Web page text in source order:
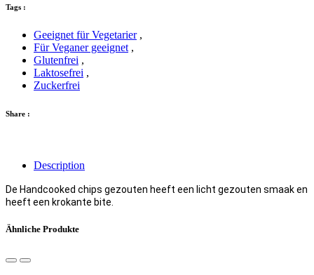
Tags :
Geeignet für Vegetarier,
Für Veganer geeignet ,
Glutenfrei ,
Laktosefrei ,
Zuckerfrei
Share :
Description
De Handcooked chips gezouten heeft een licht gezouten smaak en
heeft een krokante bite.
Ähnliche Produkte